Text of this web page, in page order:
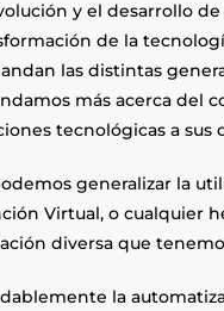
y el desarrollo
de la
las distintas
más acerca del
tecnológicas a sus
generalizar la
Virtual, o cualquier
diversa que
la